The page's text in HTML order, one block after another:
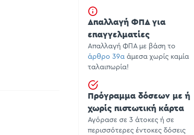
Απαλλαγή ΦΠΑ για
επαγγελματίες
Απαλλαγή ΦΠΑ με βάση το
άρθρο 39α άμεσα χωρίς καμία
ταλαιπωρία!
Πρόγραμμα δόσεων με ή
χωρίς πιστωτική κάρτα
Αγόρασε σε 3 άτοκες ή σε
περισσότερες έντοκες δόσεις